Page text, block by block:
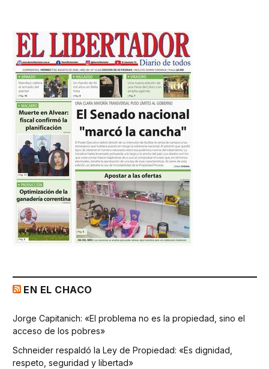
EN EL CHACO
Jorge Capitanich: «El problema no es la propiedad, sino el
acceso de los pobres»
Schneider respaldó la Ley de Propiedad: «Es dignidad,
respeto, seguridad y libertad»